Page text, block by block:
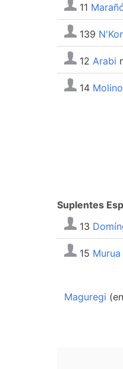
11
139
12 Arabi
14
Suplentes
13
15 Murua
Maguregi